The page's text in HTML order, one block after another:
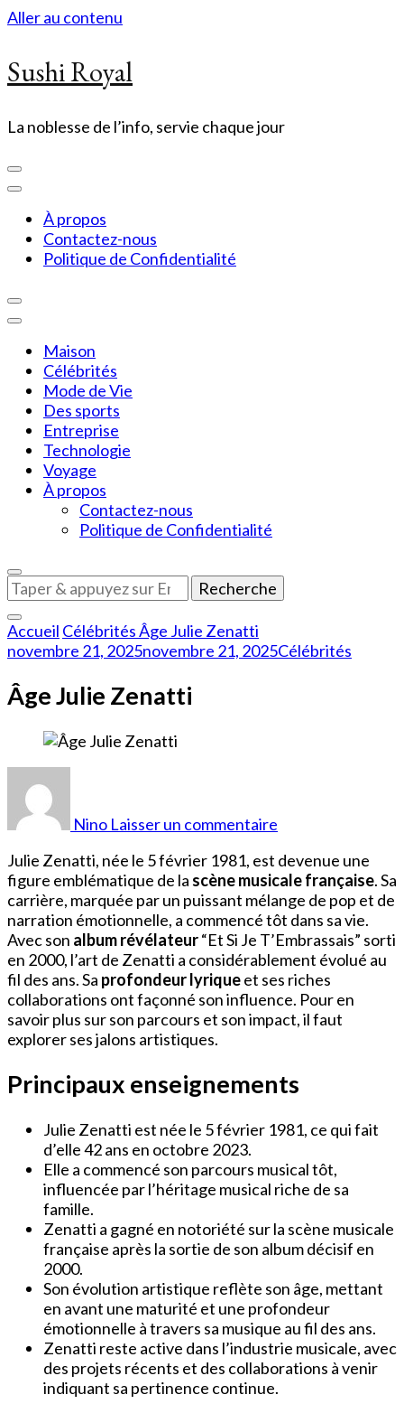
Aller au contenu
Sushi Royal
La noblesse de l’info, servie chaque jour
À propos
Contactez-nous
Politique de Confidentialité
Maison
Célébrités
Mode de Vie
Des sports
Entreprise
Technologie
Voyage
À propos
Contactez-nous
Politique de Confidentialité
Vous
recherchiez
quelque
chose
?
Accueil CélébritésÂge Julie Zenatti
novembre 21, 2025novembre 21, 2025Célébrités
Âge Julie Zenatti
Nino Laisser un commentaire
Zenatti
Julie Zenatti, née le 5 février 1981, est devenue une
figure emblématique de la scène musicale française. Sa
carrière, marquée par un puissant mélange de pop et de
narration émotionnelle, a commencé tôt dans sa vie.
Avec son album révélateur“Et Si Je T’Embrassais” sorti
en 2000, l’art de Zenatti a considérablement évolué au
fil des ans. Sa profondeur lyriqueet ses riches
collaborations ont façonné son influence. Pour en
savoir plus sur son parcours et son impact, il faut
explorer ses jalons artistiques.
Principaux enseignements
Julie Zenatti est née le 5 février 1981, ce qui fait
d’elle 42 ans en octobre 2023.
Elle a commencé son parcours musical tôt,
influencée par l’héritage musical riche de sa
famille.
Zenatti a gagné en notoriété sur la scène musicale
française après la sortie de son album décisif en
2000.
Son évolution artistique reflète son âge, mettant
en avant une maturité et une profondeur
émotionnelle à travers sa musique au fil des ans.
Zenatti reste active dans l’industrie musicale, avec
des projets récents et des collaborations à venir
indiquant sa pertinence continue.